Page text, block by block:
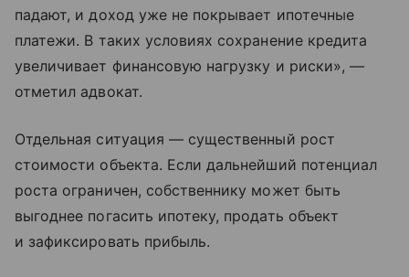
падают, и доход уже не покрывает ипотечные
платежи. В таких условиях сохранение кредита
увеличивает финансовую нагрузку и риски», —
отметил адвокат.
Отдельная ситуация — существенный рост
стоимости объекта. Если дальнейший потенциал
роста ограничен, собственнику может быть
выгоднее погасить ипотеку, продать объект
и зафиксировать прибыль.